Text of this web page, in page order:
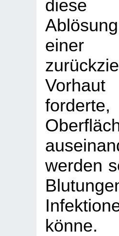
diese
werden
könne.